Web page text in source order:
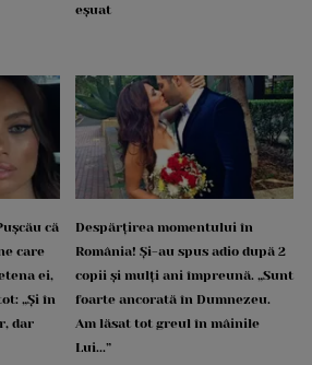
eșuat
că
care
ei,
„Și în
dar
Despărțirea momentului în
România! Și-au spus adio după 2
copii și mulți ani împreună. „Sunt
foarte ancorată în Dumnezeu.
Am lăsat tot greul în mâinile
Lui...”